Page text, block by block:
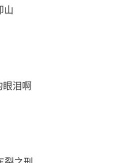
山
眼泪啊